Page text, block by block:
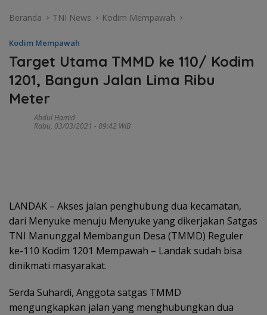
Beranda TNI News Kodim Mempawah
Kodim Mempawah
Target Utama TMMD ke 110/ Kodim
1201, Bangun Jalan Lima Ribu
Meter
Abdul Hamid
Rabu, 03/03/2021 - 09:42 WIB
LANDAK – Akses jalan penghubung dua kecamatan,
dari Menyuke menuju Menyuke yang dikerjakan Satgas
TNI Manunggal Membangun Desa (TMMD) Reguler
ke-110 Kodim 1201 Mempawah – Landak sudah bisa
dinikmati masyarakat.
Serda Suhardi, Anggota satgas TMMD
mengungkapkan jalan yang menghubungkan dua